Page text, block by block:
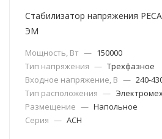
Стабилизатор напряжения
ЭМ
Мощность, Вт — 150000
Тип напряжения — Трехфазное
Входное напряжение, В — 240-
Тип расположения —
Размещение — Напольное
Серия — АСН